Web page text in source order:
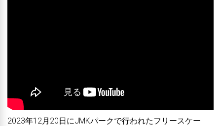
2023年12月20日にJMKパークで行われたフリースケー